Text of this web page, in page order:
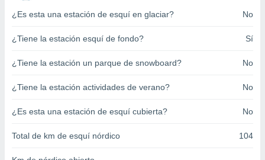
de
o acceder
perfiles
¿Es esta una estación de esquí en glaciar? No
¿Tiene la estación esquí de fondo? Sí
¿Tiene la estación un parque de snowboard? No
¿Tiene la estación actividades de verano? No
¿Es esta una estación de esquí cubierta? No
Total de km de esquí nórdico 104